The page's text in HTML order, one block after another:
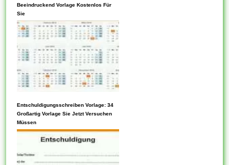
Beeindruckend Vorlage Kostenlos Für
Sie
Jede Vorlage kann gemütlich
konfiguriert werden, mit der
absicht, in bestimmten
Blockvorlagen ermöglichen die
Entschuldigungsschreiben Vorlage: 34
Großartig Vorlage Sie Jetzt Versuchen
Müssen